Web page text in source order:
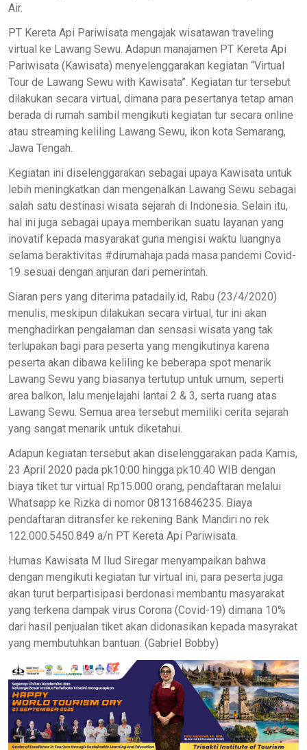
Air.
PT Kereta Api Pariwisata mengajak wisatawan traveling
virtual ke Lawang Sewu. Adapun manajamen PT Kereta Api
Pariwisata (Kawisata) menyelenggarakan kegiatan “Virtual
Tour de Lawang Sewu with Kawisata”. Kegiatan tur tersebut
dilakukan secara virtual, dimana para pesertanya tetap aman
berada di rumah sambil mengikuti kegiatan tur secara online
atau streaming keliling Lawang Sewu, ikon kota Semarang,
Jawa Tengah.
Kegiatan ini diselenggarakan sebagai upaya Kawisata untuk
lebih meningkatkan dan mengenalkan Lawang Sewu sebagai
salah satu destinasi wisata sejarah di Indonesia. Selain itu,
hal ini juga sebagai upaya memberikan suatu layanan yang
inovatif kepada masyarakat guna mengisi waktu luangnya
selama beraktivitas #dirumahaja pada masa pandemi Covid-
19 sesuai dengan anjuran dari pemerintah.
Siaran pers yang diterima patadaily.id, Rabu (23/4/2020)
menulis, meskipun dilakukan secara virtual, tur ini akan
menghadirkan pengalaman dan sensasi wisata yang tak
terlupakan bagi para peserta yang mengikutinya karena
peserta akan dibawa keliling ke beberapa spot menarik
Lawang Sewu yang biasanya tertutup untuk umum, seperti
area balkon, lalu menjelajahi lantai 2 & 3, serta ruang atas
Lawang Sewu. Semua area tersebut memiliki cerita sejarah
yang sangat menarik untuk diketahui.
Adapun kegiatan tersebut akan diselenggarakan pada Kamis,
23 April 2020 pada pk10:00 hingga pk10:40 WIB dengan
biaya tiket tur virtual Rp15.000 orang, pendaftaran melalui
Whatsapp ke Rizka di nomor 081316846235. Biaya
pendaftaran ditransfer ke rekening Bank Mandiri no rek
122.000.5450.849 a/n PT Kereta Api Pariwisata.
Humas Kawisata M Ilud Siregar menyampaikan bahwa
dengan mengikuti kegiatan tur virtual ini, para peserta juga
akan turut berpartisipasi berdonasi membantu masyarakat
yang terkena dampak virus Corona (Covid-19) dimana 10%
dari hasil penjualan tiket akan didonasikan kepada masyrakat
yang membutuhkan bantuan. (Gabriel Bobby)